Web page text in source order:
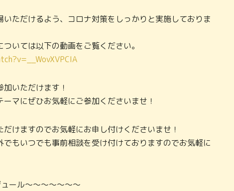
ただけるよう、コロナ対策をしっかりと実施しておりま
いては以下の動画をご覧ください。
いただけます！
マにぜひお気軽にご参加くださいませ！
けますのでお気軽にお申し付けくださいませ！
もいつでも事前相談を受け付けておりますのでお気軽に
ール～～～～～～～